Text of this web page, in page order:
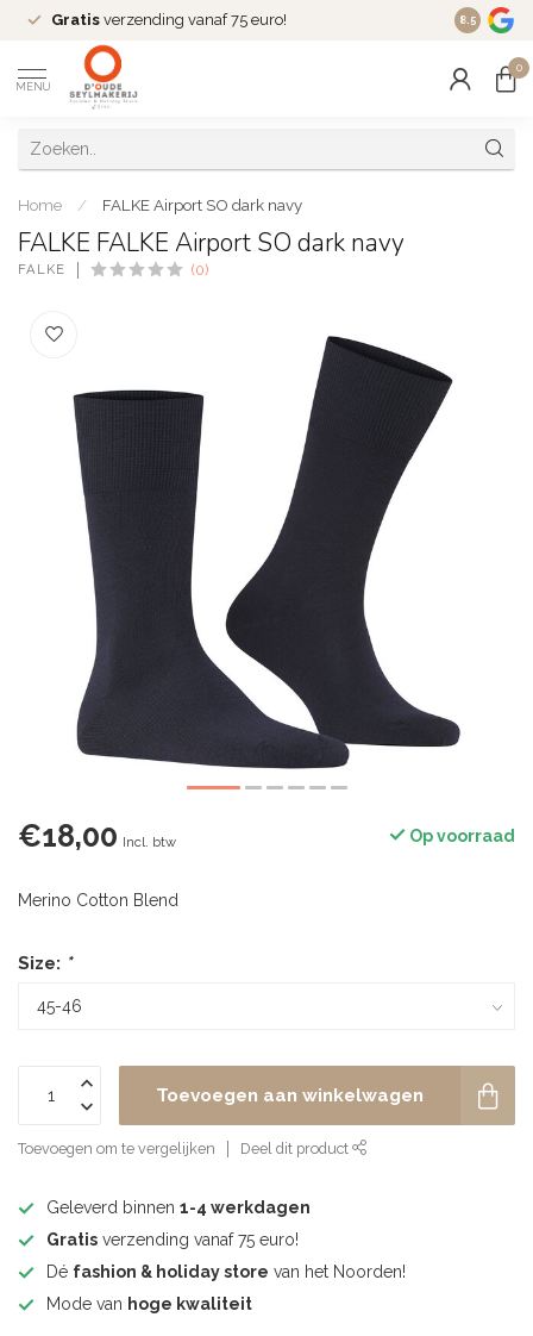
Gratis verzending vanaf 75 euro! Dé
8.5
MENU
0
Home / FALKE Airport SO dark navy
FALKE FALKE Airport SO dark navy
FALKE (0)
€18,00 Incl. btw Op voorraad
Merino Cotton Blend
Size: *
Toevoegen aan winkelwagen
Toevoegen om te vergelijken Deel dit product
Geleverd binnen 1-4 werkdagen
Gratis verzending vanaf 75 euro!
Dé fashion & holiday store van het Noorden!
Mode van hoge kwaliteit